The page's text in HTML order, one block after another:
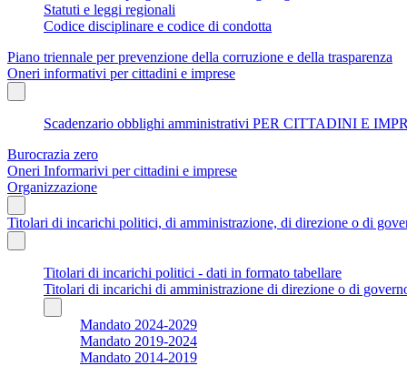
Statuti e leggi regionali
Codice disciplinare e codice di condotta
Piano triennale per prevenzione della corruzione e della trasparenza
Oneri informativi per cittadini e imprese
Scadenzario obblighi amministrativi PER CITTADINI E
Burocrazia zero
Oneri Informarivi per cittadini e imprese
Organizzazione
Titolari di incarichi politici, di amministrazione, di direzione o di
Titolari di incarichi politici - dati in formato tabellare
Titolari di incarichi di amministrazione di direzione o di
Mandato 2024-2029
Mandato 2019-2024
Mandato 2014-2019